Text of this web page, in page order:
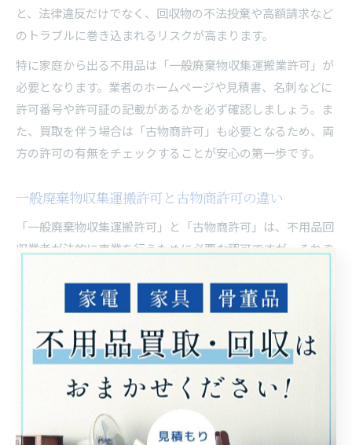
と、法律違反だけでなく、回収物の不法投棄や高額請求など
のトラブルに巻き込まれるリスクが高まります。
特に家庭から出る不用品は「一般廃棄物収集運搬業許可」が
必要となります。業者のホームページや見積書、名刺などに
許可番号や許可証の記載があるかを必ず確認しましょう。ま
た、買取を伴う場合は「古物商許可」も必要となるため、両
方の許可の有無をチェックすることが安心の第一歩です。
一般廃棄物収集運搬許可と古物商許可の違い
「一般廃棄物収集運搬許可」と「古物商許可」は、不用品回
収業者が法的に事業を行うために必要な認可ですが、それぞ
庭や事業所から出る一般ごみを収集・運搬するために自治体
から与えられる許可です。一方、古物商許可は中古品の買取
や販売を行うために公安委員会から与えられるものです。
例えば、家具や家電などを「回収して処分」する場合は一般
廃棄物収集運搬許可が必須となりますが、「まだ使えるもの
を買い取る」場合には古物商許可が必要です。この違いを理
解し、依頼内容に応じて必要な許可を持つ業者を選ぶこと